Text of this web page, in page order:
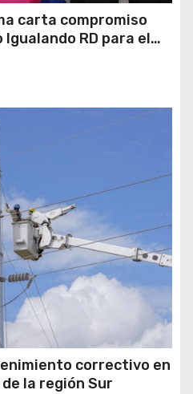
carta compromiso
RD para el
correctivo en
la región Sur